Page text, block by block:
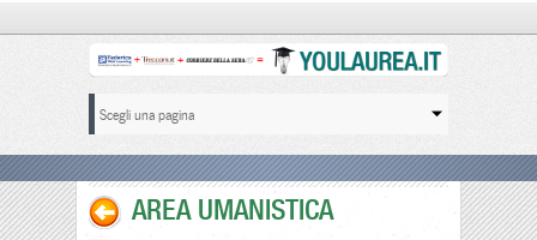
AREA UMANISTICA